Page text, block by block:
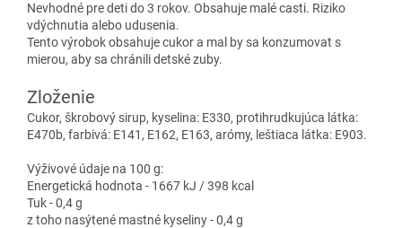
Nevhodné pre deti do 3 rokov. Obsahuje malé casti. Riziko
vdýchnutia alebo udusenia.
Tento výrobok obsahuje cukor a mal by sa konzumovat s
mierou, aby sa chránili detské zuby.
Zloženie
Cukor, škrobový sirup, kyselina: E330, protihrudkujúca látka:
E470b, farbivá: E141, E162, E163, arómy, leštiaca látka: E903.
Výživové údaje na 100 g:
Energetická hodnota - 1667 kJ / 398 kcal
Tuk - 0,4 g
z toho nasýtené mastné kyseliny - 0,4 g